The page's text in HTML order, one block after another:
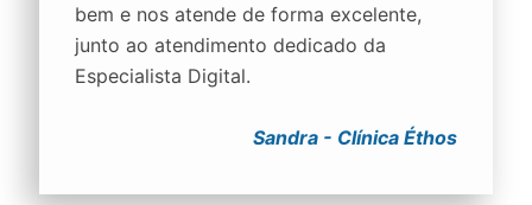
bem e nos atende de forma excelente,
junto ao atendimento dedicado da
Especialista Digital.
Sandra - Clínica Éthos